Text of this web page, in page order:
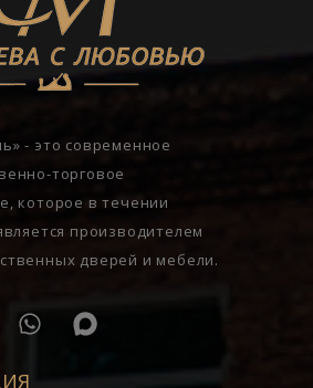
- это современное
торговое
которое в течении
производителем
дверей и мебели.